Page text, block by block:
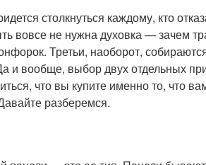
столкнуться каждому, кто
не нужна духовка — зачем
Третьи, наоборот,
и вообще, выбор двух отдельных
что вы купите именно то, что
разберемся.